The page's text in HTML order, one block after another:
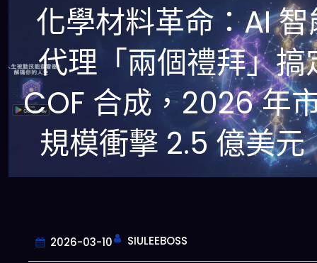
化學材料革命：AI 智
代理「兩個禮拜」搞
COF 合成，2026 年
規模衝擊 2.5 億美元
2026-03-10 SIULEEBOSS